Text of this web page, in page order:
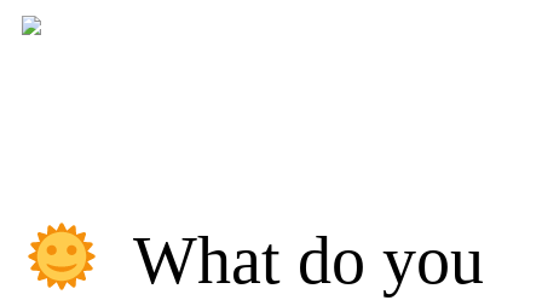
Skip
to
What do you